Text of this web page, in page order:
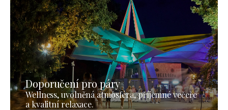
Doporučení pro páry
Wellness, uvolněná atmosféra, příjemné večeře
a kvalitní relaxace.